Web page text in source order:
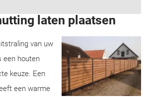
laten plaatsen
van uw
een houten
keuze. Een
een warme